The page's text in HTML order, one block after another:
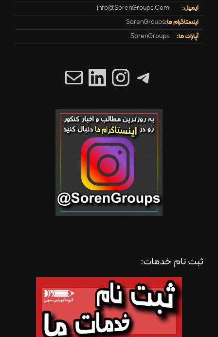
ایمیل:
info@SorenGroups.Com
اینستاگرام ما:SorenGroups
آپارات ما:
SorenGroups
تلگرام
اینستاگرم
لینکداین
ایمیل
ثبت نام خدمات: